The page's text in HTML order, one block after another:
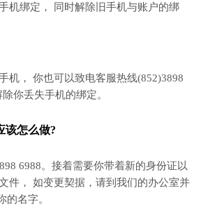
机绑定， 同时解除旧手机与账户的绑
机， 你也可以致电客服热线(852)3898
你丢失手机的绑定。
该怎么做?
6988。接着需要你带着新的身份证以
件， 如变更契据，请到我们的办公室并
的名字。